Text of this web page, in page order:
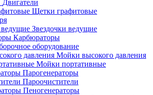
Двигатели
Щетки графитовые
Звездочки ведущие
Карбюраторы
оборудование
Мойки высокого давления
Мойки портативные
Парогенераторы
Пароочистители
Пеногенераторы